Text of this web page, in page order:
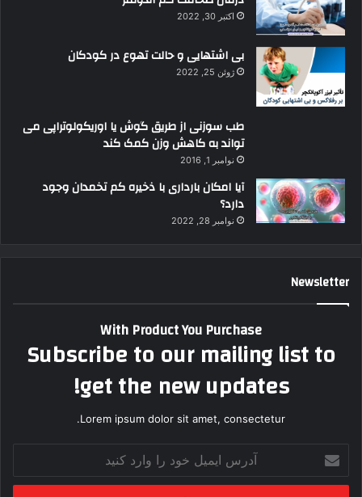
اکتبر 30, 2022
بی اشتهایی و حالت تهوع در کودکان
ژوئن 25, 2022
طب سوزنی از طریق گوش یا اوریکولوتراپی می
تواند به کاهش وزن کمک کند
نوامبر 1, 2016
آیا امکان بارداری با ذخیره کم تخمدان وجود
دارد؟
نوامبر 28, 2022
Newsletter
With Product You Purchase
Subscribe to our mailing list to
get the new updates!
Lorem ipsum dolor sit amet, consectetur.
ر